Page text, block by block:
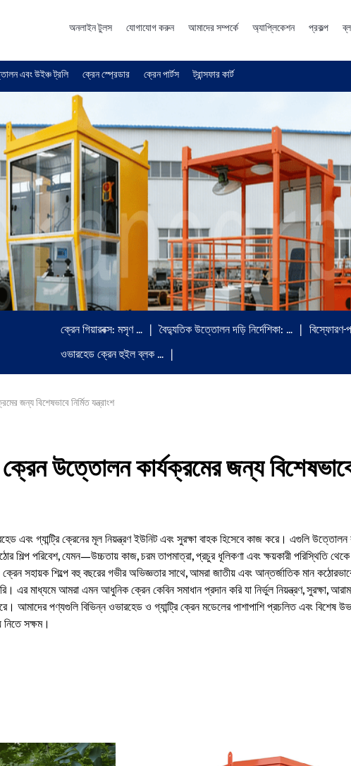
অনলাইন টুলস যোগাযোগ করুন আমাদের সম্পর্কে অ্যাপ্লিকেশন প্রকল্প
এবং উইঞ্চ ট্রলি ক্রেন স্প্রেডার ক্রেন পার্টস ট্রান্সফার কার্ট
ক্রেন গিয়ারবক্স: মসৃণ … বৈদ্যুতিক উত্তোলন দড়ি নির্দেশিকা: … বিস্ফোরণ-
ওভারহেড ক্রেন হুইল ব্লক …
জন্য বিশেষভাবে নির্মিত যন্ত্রাংশ
উত্তোলন কার্যক্রমের জন্য
এবং গ্যান্ট্রি ক্রেনের মূল নিয়ন্ত্রণ ইউনিট এবং সুরক্ষা বাহক হিসেবে কাজ করে। এগুলি উত্তোলন
শিল্প পরিবেশ, যেমন—উচ্চতায় কাজ, চরম তাপমাত্রা, প্রচুর ধূলিকণা এবং ক্ষয়কারী পরিস্থিতি
সহায়ক শিল্পে বহু বছরের গভীর অভিজ্ঞতার সাথে, আমরা জাতীয় এবং আন্তর্জাতিক মান
এর মাধ্যমে আমরা এমন আধুনিক ক্রেন কেবিন সমাধান প্রদান করি যা নির্ভুল নিয়ন্ত্রণ, সুরক্ষা,
আমাদের পণ্যগুলি বিভিন্ন ওভারহেড ও গ্যান্ট্রি ক্রেন মডেলের পাশাপাশি প্রচলিত এবং বিশেষ
নিতে সক্ষম।